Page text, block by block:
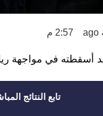
2:57 م
ريال مدريد في دور الـ
تابع النتائج